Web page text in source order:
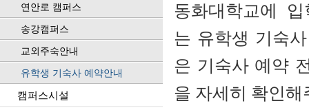
연안로 캠퍼스
송강캠퍼스
교외주숙안내
유학생 기숙사 예약안내
캠퍼스시설
동화대학교에
는 유학생 기숙
은 기숙사 예약
을 자세히 확인